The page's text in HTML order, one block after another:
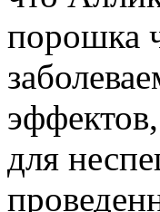
порошка
для